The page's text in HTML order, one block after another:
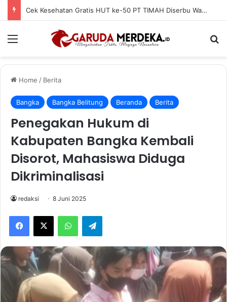
Cek Kesehatan Gratis HUT ke-50 PT TIMAH Diserbu Warga Jakarta, 107 Orang Terlayani
Menu
Home / Berita
Bangka Bangka Belitung Beranda Berita
Penegakan Hukum di
Kabupaten Bangka Kembali
Disorot, Mahasiswa Diduga
Dikriminalisasi
redaksi 8 Juni 2025
Facebook
X WhatsAppTelegram